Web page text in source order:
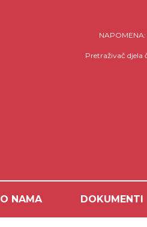
Pretraživač djela
O NAMA DOKUMENTI